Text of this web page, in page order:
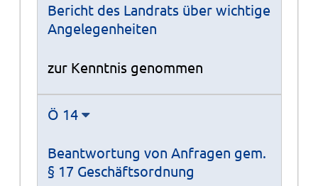
Bericht des Landrats über wichtige
Angelegenheiten
zur Kenntnis genommen
Ö 14
Beantwortung von Anfragen gem.
§ 17 Geschäftsordnung